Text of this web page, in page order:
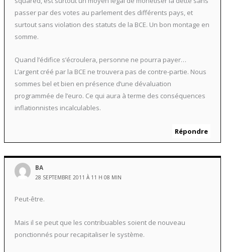
passer par des votes au parlement des différents pays, et
surtout sans violation des statuts de la BCE. Un bon montage en
somme.
Quand l’édifice s’écroulera, personne ne pourra payer…
L’argent créé par la BCE ne trouvera pas de contre-partie. Nous
sommes bel et bien en présence d’une dévaluation
programmée de l’euro. Ce qui aura à terme des conséquences
inflationnistes incalculables.
Répondre
BA
28 SEPTEMBRE 2011 À 11 H 08 MIN
Peut-être.
Mais il se peut que les contribuables soient de nouveau
ponctionnés pour recapitaliser le système.